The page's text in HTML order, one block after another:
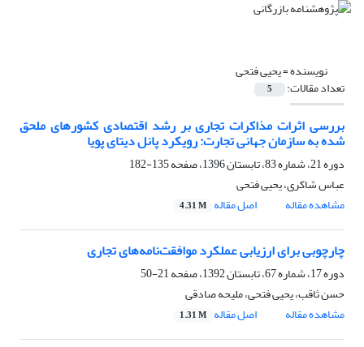
نویسنده =یحیی فتحی
تعداد مقالات: 5
بررسی اثرات مذاکرات تجاری بر رشد اقتصادی کشورهای ملحق
شده به سازمان جهانی تجارت: رویکرد پانل دیتای پویا
دوره 21، شماره 83، تابستان 1396، صفحه
135-182
عباس شاکری، یحیی فتحی
مشاهده مقاله
اصل مقاله 4.31 M
چارچوبی برای ارزیابی عملکرد موافقت‌نامه‌های تجاری
دوره 17، شماره 67، تابستان 1392، صفحه
21-50
حسن ثاقب، یحیی فتحی، ملیحه صادقی
مشاهده مقاله
اصل مقاله 1.31 M